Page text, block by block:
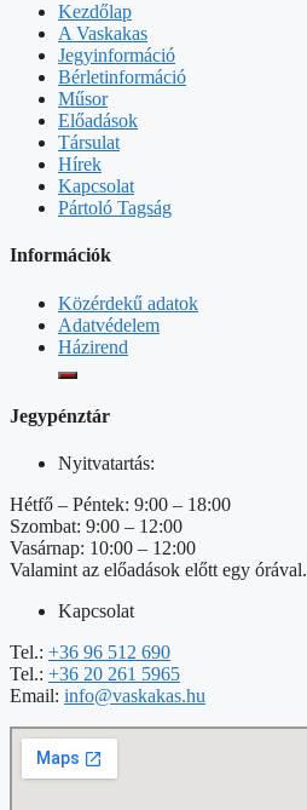
Kezdőlap
A Vaskakas
Jegyinformáció
Bérletinformáció
Műsor
Előadások
Társulat
Hírek
Kapcsolat
Pártoló Tagság
Információk
Közérdekű adatok
Adatvédelem
Házirend
Jegypénztár
Nyitvatartás:
Hétfő – Péntek: 9:00 – 18:00
Szombat: 9:00 – 12:00
Vasárnap: 10:00 – 12:00
Valamint az előadások előtt egy órával.
Kapcsolat
Tel.: +36 96 512 690
Tel.: +36 20 261 5965
Email: info@vaskakas.hu